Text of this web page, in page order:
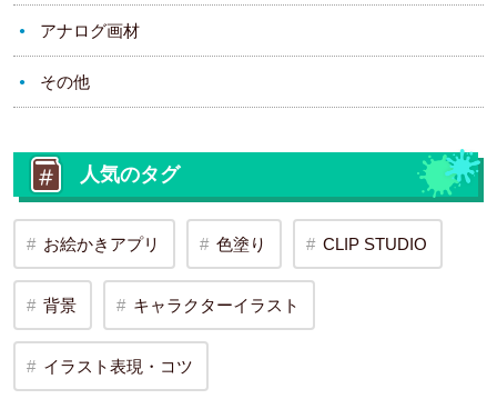
アナログ画材
その他
人気のタグ
お絵かきアプリ 色塗り CLIP STUDIO
背景 キャラクターイラスト
イラスト表現・コツ